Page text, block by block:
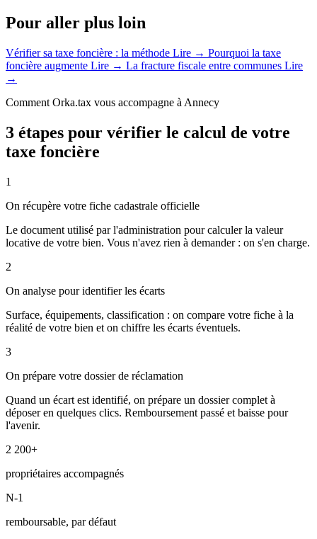
Pour aller plus loin
Vérifier sa taxe foncière : la méthode Lire → Pourquoi la taxe
foncière augmente Lire → La fracture fiscale entre communes Lire
→
Comment Orka.tax vous accompagne à Annecy
3 étapes pour vérifier le calcul de votre
taxe foncière
1
On récupère votre fiche cadastrale officielle
Le document utilisé par l'administration pour calculer la valeur
locative de votre bien. Vous n'avez rien à demander : on s'en charge.
2
On analyse pour identifier les écarts
Surface, équipements, classification : on compare votre fiche à la
réalité de votre bien et on chiffre les écarts éventuels.
3
On prépare votre dossier de réclamation
Quand un écart est identifié, on prépare un dossier complet à
déposer en quelques clics. Remboursement passé et baisse pour
l'avenir.
2 200+
propriétaires accompagnés
N-1
remboursable, par défaut